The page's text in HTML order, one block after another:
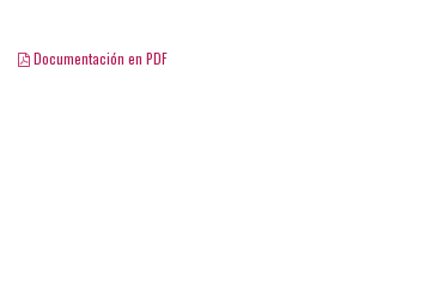
Documentación en PDF